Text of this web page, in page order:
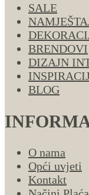
SALE
BRENDOVI
DIZAJN
BLOG
O nama
Opći uvjeti
Kontakt